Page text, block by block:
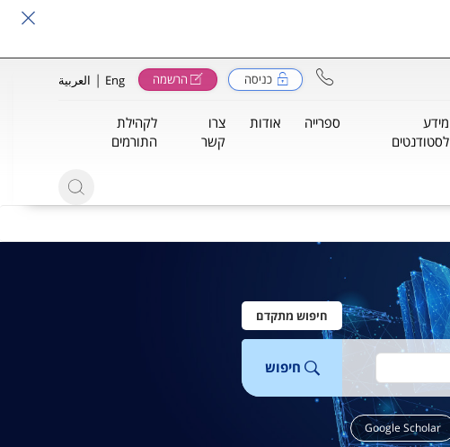
כניסה הרשמה Eng
| العربية
מידע
לסטודנטים
ספרייה אודות
צרו
קשר
לקהילת
התורמים
חיפוש מתקדם
חיפוש
Google Scholar